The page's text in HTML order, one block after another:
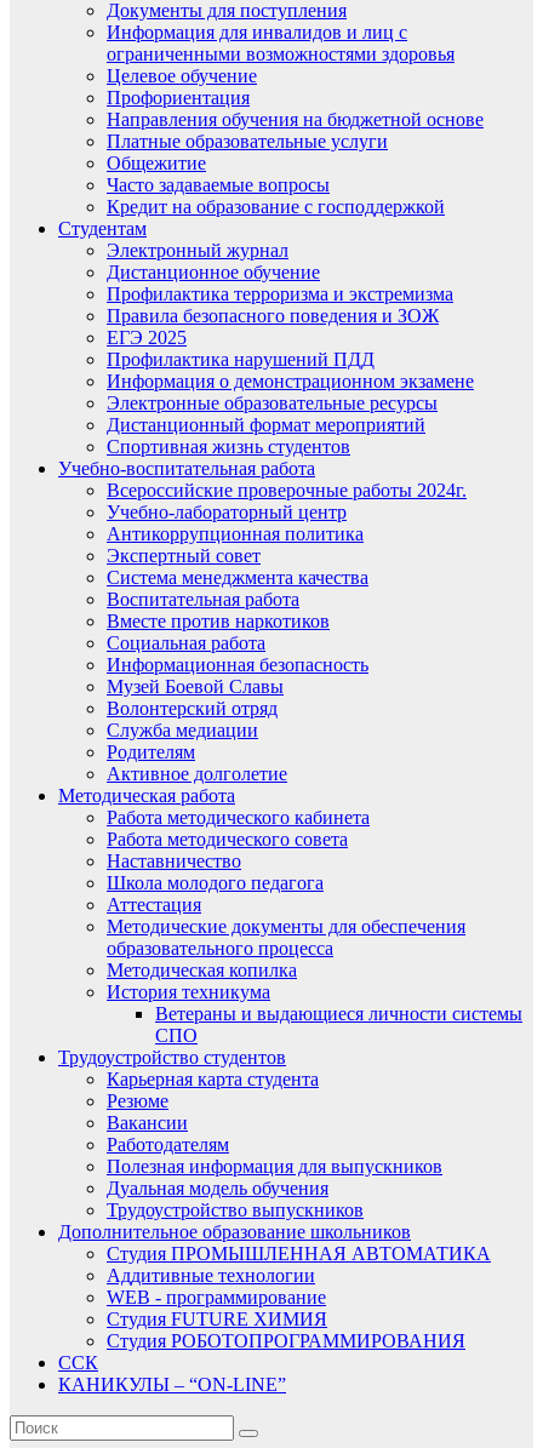
Документы для поступления
Информация для инвалидов и лиц с
ограниченными возможностями здоровья
Целевое обучение
Профориентация
Направления обучения на бюджетной основе
Платные образовательные услуги
Общежитие
Часто задаваемые вопросы
Кредит на образование с господдержкой
Студентам
Электронный журнал
Дистанционное обучение
Профилактика терроризма и экстремизма
Правила безопасного поведения и ЗОЖ
ЕГЭ 2025
Профилактика нарушений ПДД
Информация о демонстрационном экзамене
Электронные образовательные ресурсы
Дистанционный формат мероприятий
Спортивная жизнь студентов
Учебно-воспитательная работа
Всероссийские проверочные работы 2024г.
Учебно-лабораторный центр
Антикоррупционная политика
Экспертный совет
Система менеджмента качества
Воспитательная работа
Вместе против наркотиков
Социальная работа
Информационная безопасность
Музей Боевой Славы
Волонтерский отряд
Служба медиации
Родителям
Активное долголетие
Методическая работа
Работа методического кабинета
Работа методического совета
Наставничество
Школа молодого педагога
Аттестация
Методические документы для обеспечения
образовательного процесса
Методическая копилка
История техникума
Ветераны и выдающиеся личности системы
СПО
Трудоустройство студентов
Карьерная карта студента
Резюме
Вакансии
Работодателям
Полезная информация для выпускников
Дуальная модель обучения
Трудоустройство выпускников
Дополнительное образование школьников
Студия ПРОМЫШЛЕННАЯ АВТОМАТИКА
Аддитивные технологии
WEB - программирование
Студия FUTURE ХИМИЯ
Студия РОБОТОПРОГРАММИРОВАНИЯ
ССК
КАНИКУЛЫ – “ON-LINE”